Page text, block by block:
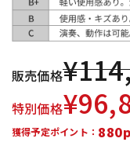
販売価格¥
特別価格¥
獲得予定ポイント：